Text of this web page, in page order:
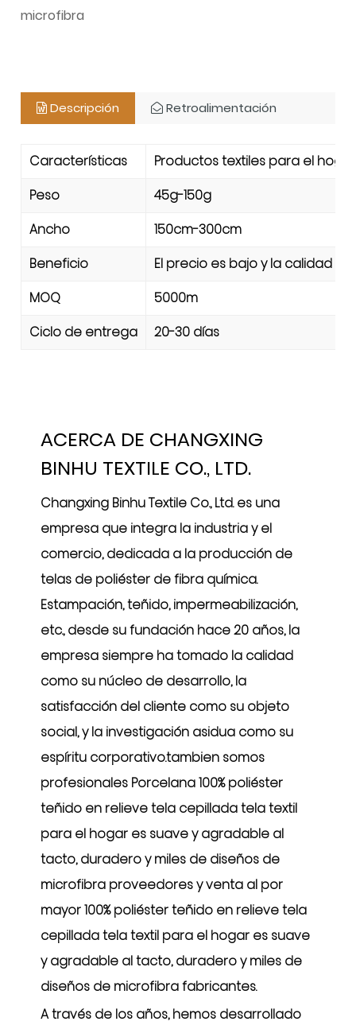
microfibra
Descripción Retroalimentación
Características
Productos textiles para el
Peso
45g-150g
Ancho
150cm-300cm
Beneficio
El precio es bajo y la calidad
MOQ
5000m
Ciclo de entrega
20-30 días
ACERCA DE CHANGXING
BINHU TEXTILE CO., LTD.
Changxing Binhu Textile Co., Ltd. es una
empresa que integra la industria y el
comercio, dedicada a la producción de
telas de poliéster de fibra química.
Estampación, teñido, impermeabilización,
etc., desde su fundación hace 20 años, la
empresa siempre ha tomado la calidad
como su núcleo de desarrollo, la
satisfacción del cliente como su objeto
social, y la investigación asidua como su
espíritu corporativo.tambien somos
profesionales Porcelana 100% poliéster
teñido en relieve tela cepillada tela textil
para el hogar es suave y agradable al
tacto, duradero y miles de diseños de
microfibra proveedoresyventa al por
mayor 100% poliéster teñido en relieve tela
cepillada tela textil para el hogar es suave
y agradable al tacto, duradero y miles de
diseños de microfibra fabricantes.
A través de los años, hemos desarrollado